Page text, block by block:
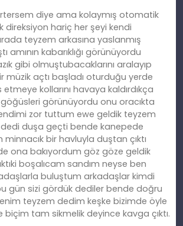
diye ama kolaymış otomatik
direksiyon hariç her şeyi kendi
teyzem arkasına yaslanmış
amının kabarıklığı görünüyordu
gibi olmuştubacaklarını aralayıp
müzik açtı başladı oturduğu yerde
kollarını havaya kaldırdıkça
görünüyordu onu oracıkta
zor tuttum ewe geldik teyzem
duşa geçti bende kanepede
minnacık bir havluyla duştan çıktı
ona bakıyordum göz göze geldik
boşalıcam sandım neyse ben
buluştum arkadaşlar kimdi
gün sizi gördük dediler bende doğru
teyzem dedim keşke bizimde öyle
biçim tam sikmelik deyince kavga çıktı.